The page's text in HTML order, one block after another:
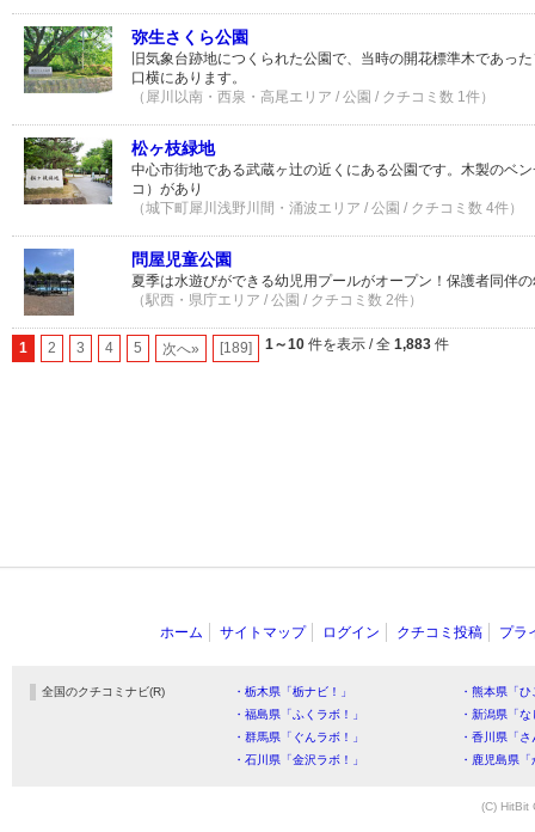
弥生さくら公園
旧気象台跡地につくられた公園で、当時の開花標準木であっ
口横にあります。
（犀川以南・西泉・高尾エリア / 公園 / クチコミ数 1件）
松ヶ枝緑地
中心市街地である武蔵ヶ辻の近くにある公園です。木製のベ
コ）があり
（城下町犀川浅野川間・涌波エリア / 公園 / クチコミ数 4件）
問屋児童公園
夏季は水遊びができる幼児用プールがオープン！保護者同伴
（駅西・県庁エリア / 公園 / クチコミ数 2件）
1 2 3 4 5 次へ» [189] 1～10 件を表示 / 全 1,883 件
ホーム サイトマップ ログイン クチコミ投稿 プラ
全国のクチコミナビ(R) ・栃木県「栃ナビ！」
・熊本県「
・福島県「ふくラボ！」
・新潟県「
・群馬県「ぐんラボ！」
・香川県「
・石川県「金沢ラボ！」
・鹿児島県
(C) HitBit